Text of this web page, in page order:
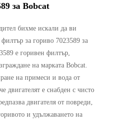
за Bobcat
бихме искали да ви
за гориво 7023589 за
е горивен филтър,
на марката Bobcat.
на примеси и вода от
двигателят е снабден с чисто
двигателя от повреди,
и удължаването на